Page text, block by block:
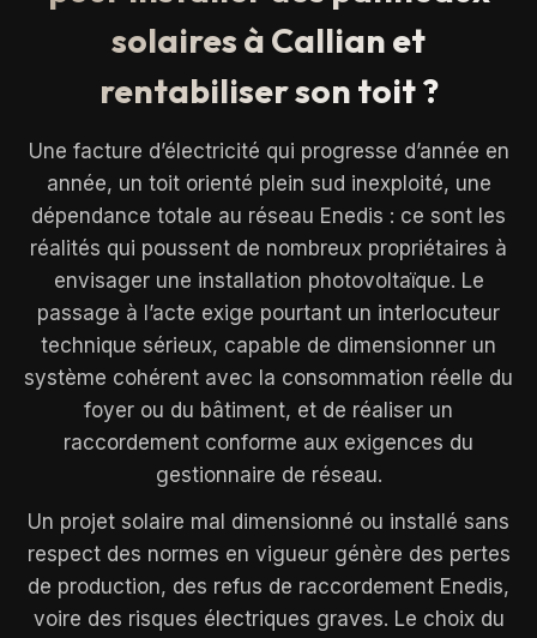
solaires à Callian et
rentabiliser son toit ?
Une facture d’électricité qui progresse d’année en
année, un toit orienté plein sud inexploité, une
dépendance totale au réseau Enedis : ce sont les
réalités qui poussent de nombreux propriétaires à
envisager une installation photovoltaïque. Le
passage à l’acte exige pourtant un interlocuteur
technique sérieux, capable de dimensionner un
système cohérent avec la consommation réelle du
foyer ou du bâtiment, et de réaliser un
raccordement conforme aux exigences du
gestionnaire de réseau.
Un projet solaire mal dimensionné ou installé sans
respect des normes en vigueur génère des pertes
de production, des refus de raccordement Enedis,
voire des risques électriques graves. Le choix du